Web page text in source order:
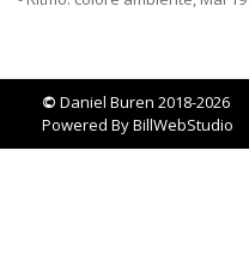
© Daniel Buren 2018-2026
Powered ByBillWebStudio